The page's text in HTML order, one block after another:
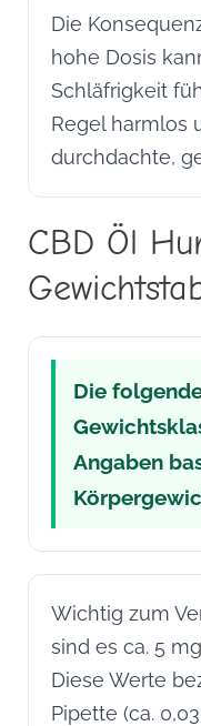
Die
hohe Dosis
Schläfrigkeit
Regel harmlos
durchdachte,
CBD Öl
Die
Angaben
Wichtig zum
sind es ca. 5
Diese Werte
Pipette (ca.